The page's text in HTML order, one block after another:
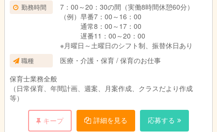
★年間賞与6か月分
★宿舎借り上げ82,000円
★奨学生応援手当5,000円/月
勤務時間
7：00～20：30の間（実働8時間休憩60分）
（例）早番7：00～16：00
通常8：00～17：00
遅番11：00～20：00
※月曜日～土曜日のシフト制、振替休日あり
職種
医療・介護・保育 / 保育のお仕事
保育士業務全般
（日常保育、年間計画、週案、月案作成、クラスだより作成
等）
キープ 詳細を見る 応募する